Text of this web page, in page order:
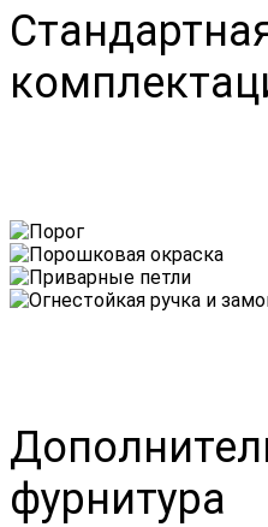
фурнитура